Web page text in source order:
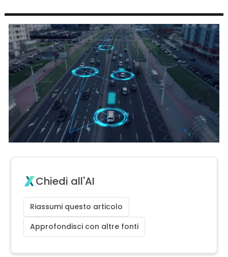
Chiedi all'AI
Riassumi questo articolo
Approfondisci con altre fonti